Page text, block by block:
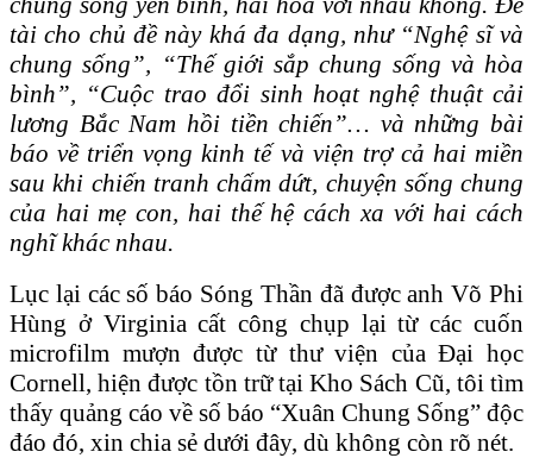
tài cho chủ đề này khá đa dạng, như “Nghệ sĩ và
chung sống”, “Thế giới sắp chung sống và hòa
bình”, “Cuộc trao đổi sinh hoạt nghệ thuật cải
lương Bắc Nam hồi tiền chiến”… và những bài
báo về triển vọng kinh tế và viện trợ cả hai miền
sau khi chiến tranh chấm dứt, chuyện sống chung
của hai mẹ con, hai thế hệ cách xa với hai cách
nghĩ khác nhau.
Lục lại các số báo Sóng Thần đã được anh Võ Phi
Hùng ở Virginia cất công chụp lại từ các cuốn
microfilm mượn được từ thư viện của Đại học
Cornell, hiện được tồn trữ tại Kho Sách Cũ, tôi tìm
thấy quảng cáo về số báo “Xuân Chung Sống” độc
đáo đó, xin chia sẻ dưới đây, dù không còn rõ nét.